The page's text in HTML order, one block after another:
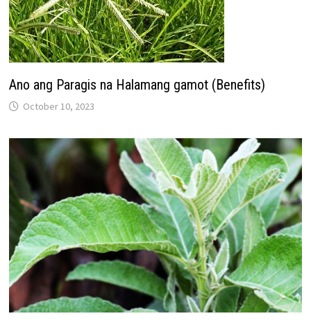
Ano ang Paragis na Halamang gamot (Benefits)
October 10, 2023